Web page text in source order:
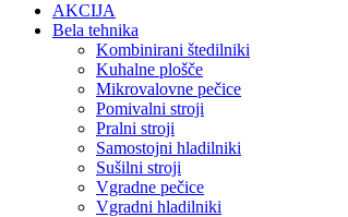
AKCIJA
Bela tehnika
Kombinirani štedilniki
Kuhalne plošče
Mikrovalovne pečice
Pomivalni stroji
Pralni stroji
Samostojni hladilniki
Sušilni stroji
Vgradne pečice
Vgradni hladilniki